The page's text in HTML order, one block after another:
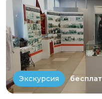
Экскурсия